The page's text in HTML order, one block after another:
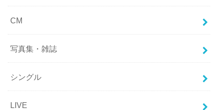
CM
写真集・雑誌
シングル
LIVE